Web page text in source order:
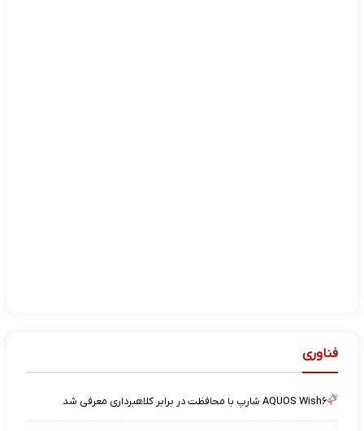
فناوری
AQUOS Wish۶ شارپ با محافظت در برابر کلاهبرداری معرفی شد